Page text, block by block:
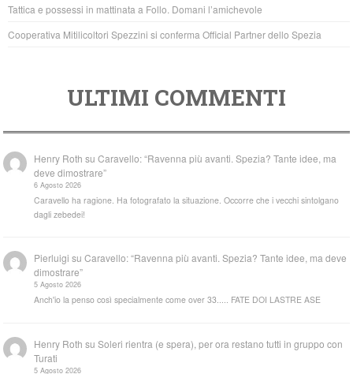
Tattica e possessi in mattinata a Follo. Domani l’amichevole
Cooperativa Mitilicoltori Spezzini si conferma Official Partner dello Spezia
ULTIMI COMMENTI
Henry Roth suCaravello: “Ravenna più avanti. Spezia? Tante idee, ma
deve dimostrare”
6 Agosto 2026
Caravello ha ragione. Ha fotografato la situazione. Occorre che i vecchi sintolgano
dagli zebedei!
Pierluigi suCaravello: “Ravenna più avanti. Spezia? Tante idee, ma deve
dimostrare”
5 Agosto 2026
Anch'io la penso così specialmente come over 33..... FATE DOI LASTRE ASE
Henry Roth suSoleri rientra (e spera), per ora restano tutti in gruppo con
Turati
5 Agosto 2026